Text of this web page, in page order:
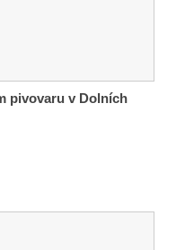
pivovaru v Dolních